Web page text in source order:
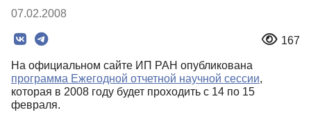
07.02.2008
167
На официальном сайте ИП РАН опубликована
программа Ежегодной отчетной научной сессии,
которая в 2008 году будет проходить с 14 по 15
февраля.